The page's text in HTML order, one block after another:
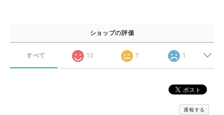
ショップの評価
すべて 13 1 1
通報する